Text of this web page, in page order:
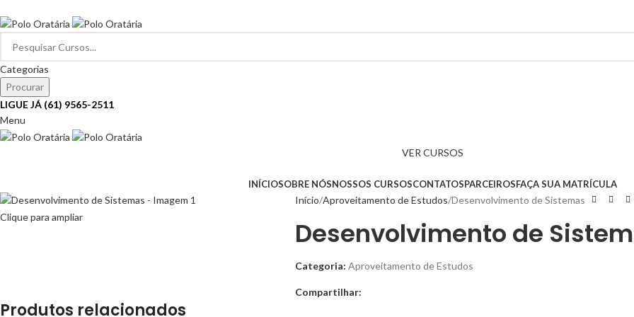
Categorias
Procurar
LIGUE JÁ (61) 9565-2511
Menu
VER CURSOS
INÍCIOSOBRE NÓSNOSSOS CURSOSCONTATOSPARCEIROSFAÇA SUA MATRÍCULA
Clique para ampliar
Início Aproveitamento de Estudos Desenvolvimento de Sistemas
Desenvolvimento de
Categoria: Aproveitamento de Estudos
Compartilhar:
Produtos relacionados